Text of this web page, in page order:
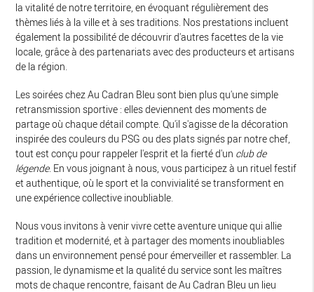
la vitalité de notre territoire, en évoquant régulièrement des
thèmes liés à la ville et à ses traditions. Nos prestations incluent
également la possibilité de découvrir d'autres facettes de la vie
locale, grâce à des partenariats avec des producteurs et artisans
de la région.
Les soirées chez Au Cadran Bleu sont bien plus qu'une simple
retransmission sportive : elles deviennent des moments de
partage où chaque détail compte. Qu'il s'agisse de la décoration
inspirée des couleurs du PSG ou des plats signés par notre chef,
tout est conçu pour rappeler l'esprit et la fierté d'un club de
légende. En vous joignant à nous, vous participez à un rituel festif
et authentique, où le sport et la convivialité se transforment en
une expérience collective inoubliable.
Nous vous invitons à venir vivre cette aventure unique qui allie
tradition et modernité, et à partager des moments inoubliables
dans un environnement pensé pour émerveiller et rassembler. La
passion, le dynamisme et la qualité du service sont les maîtres
mots de chaque rencontre, faisant de Au Cadran Bleu un lieu